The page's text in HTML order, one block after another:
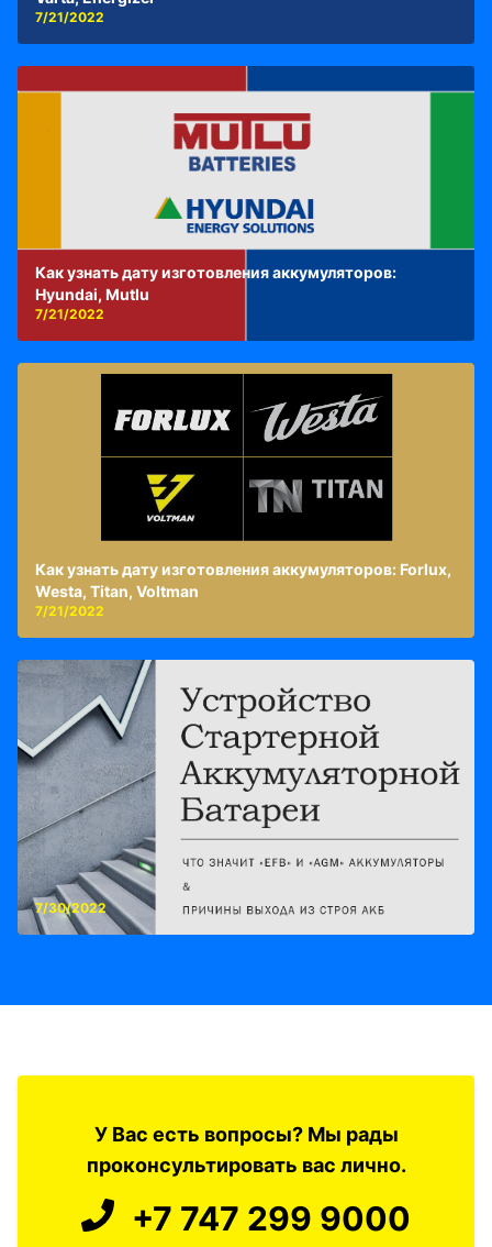
7/21/2022
Как узнать дату изготовления аккумуляторов:
Hyundai, Mutlu
7/21/2022
Как узнать дату изготовления аккумуляторов: Forlux,
Westa, Titan, Voltman
7/21/2022
7/30/2022
У Вас есть вопросы? Мы рады
проконсультировать вас лично.
+7 747 299 9000